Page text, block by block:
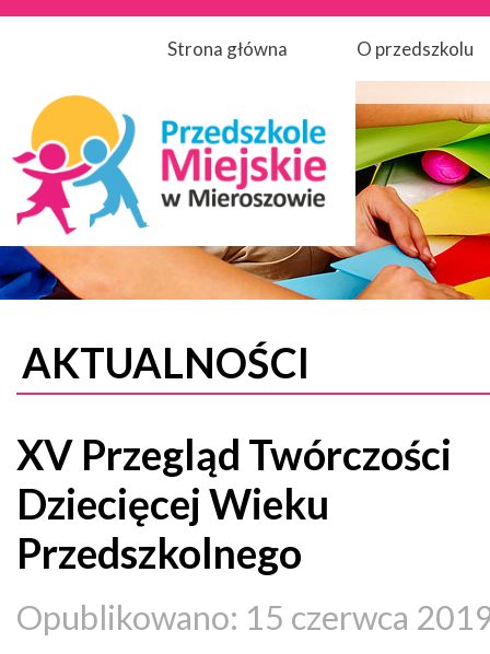
Strona główna O przedszkolu
AKTUALNOŚCI
XV Przegląd Twórczości
Dziecięcej Wieku
Przedszkolnego
Opublikowano: 15 czerwca